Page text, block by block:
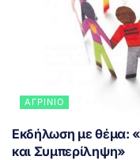
ΑΓΡΊΝΙΟ
Εκδήλωση με θέμα:
και Συμπερίληψη»